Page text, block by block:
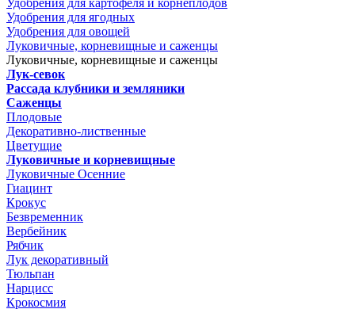
Удобрения для картофеля и корнеплодов
Удобрения для ягодных
Удобрения для овощей
Луковичные, корневищные и саженцы
Луковичные, корневищные и саженцы
Лук-севок
Рассада клубники и земляники
Саженцы
Плодовые
Декоративно-лиственные
Цветущие
Луковичные и корневищные
Луковичные Осенние
Гиацинт
Крокус
Безвременник
Вербейник
Рябчик
Лук декоративный
Тюльпан
Нарцисс
Крокосмия